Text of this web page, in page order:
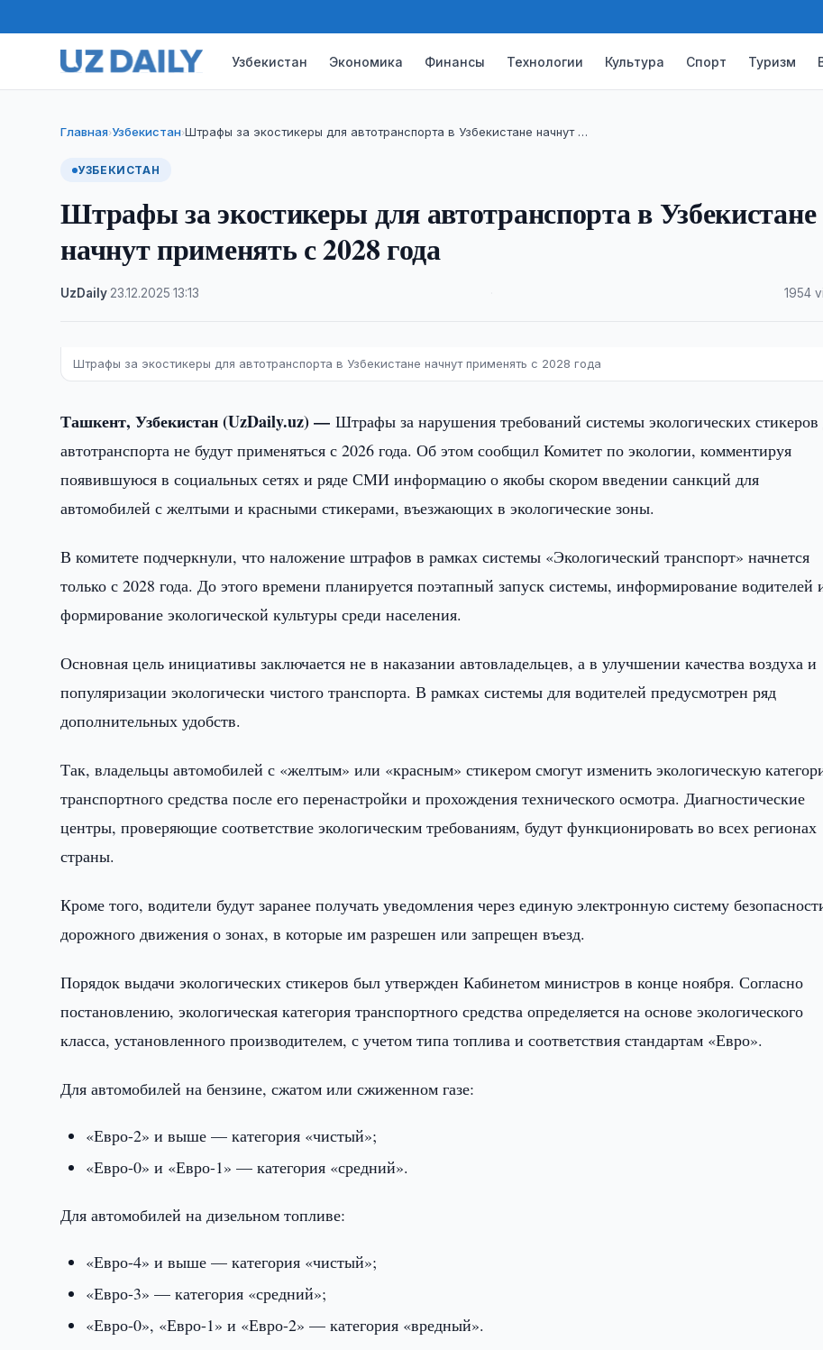
Узбекистан Экономика Финансы Технологии Культура Спорт Туризм
Главная›Узбекистан›Штрафы за экостикеры для автотранспорта в Узбекистане начнут …
УЗБЕКИСТАН
Штрафы за экостикеры для автотранспорта в Узбекистане
начнут применять с 2028 года
UzDaily 23.12.2025 ·13:13 1954
Штрафы за экостикеры для автотранспорта в Узбекистане начнут применять с 2028 года
Ташкент, Узбекистан (UzDaily.uz) —Штрафы за нарушения требований системы экологических стикеров
автотранспорта не будут применяться с 2026 года. Об этом сообщил Комитет по экологии, комментируя
появившуюся в социальных сетях и ряде СМИ информацию о якобы скором введении санкций для
автомобилей с желтыми и красными стикерами, въезжающих в экологические зоны.
В комитете подчеркнули, что наложение штрафов в рамках системы «Экологический транспорт» начнется
только с 2028 года. До этого времени планируется поэтапный запуск системы, информирование водителей
формирование экологической культуры среди населения.
Основная цель инициативы заключается не в наказании автовладельцев, а в улучшении качества воздуха и
популяризации экологически чистого транспорта. В рамках системы для водителей предусмотрен ряд
дополнительных удобств.
Так, владельцы автомобилей с «желтым» или «красным» стикером смогут изменить экологическую
транспортного средства после его перенастройки и прохождения технического осмотра. Диагностические
центры, проверяющие соответствие экологическим требованиям, будут функционировать во всех регионах
страны.
Кроме того, водители будут заранее получать уведомления через единую электронную систему
дорожного движения о зонах, в которые им разрешен или запрещен въезд.
Порядок выдачи экологических стикеров был утвержден Кабинетом министров в конце ноября. Согласно
постановлению, экологическая категория транспортного средства определяется на основе экологического
класса, установленного производителем, с учетом типа топлива и соответствия стандартам «Евро».
Для автомобилей на бензине, сжатом или сжиженном газе:
«Евро-2» и выше — категория «чистый»;
«Евро-0» и «Евро-1» — категория «средний».
Для автомобилей на дизельном топливе:
«Евро-4» и выше — категория «чистый»;
«Евро-3» — категория «средний»;
«Евро-0», «Евро-1» и «Евро-2» — категория «вредный».